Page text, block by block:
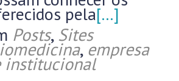
pela[…]
Posts,Sites
, empresa
institucional